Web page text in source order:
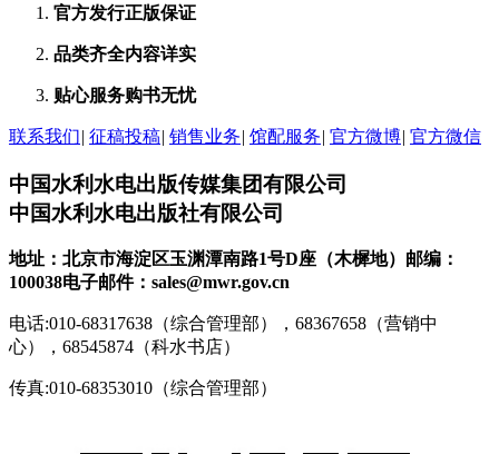
官方发行正版保证
品类齐全内容详实
贴心服务购书无忧
联系我们| 征稿投稿| 销售业务| 馆配服务| 官方微博| 官方微信
中国水利水电出版传媒集团有限公司
中国水利水电出版社有限公司
地址：北京市海淀区玉渊潭南路1号D座（木樨地） 邮编：
100038电子邮件：sales@mwr.gov.cn
电话:010-68317638（综合管理部），68367658（营销中
心），68545874（科水书店）
传真:010-68353010（综合管理部）